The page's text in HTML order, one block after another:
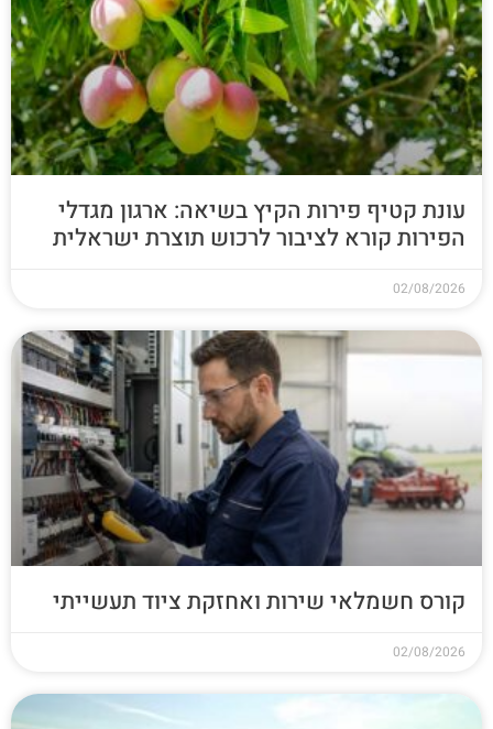
עונת קטיף פירות הקיץ בשיאה: ארגון מגדלי
הפירות קורא לציבור לרכוש תוצרת ישראלית
02/08/2026
קורס חשמלאי שירות ואחזקת ציוד תעשייתי
02/08/2026